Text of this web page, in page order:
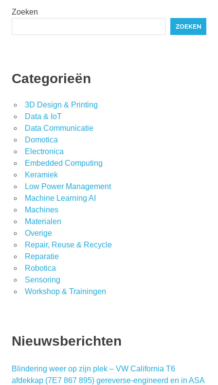
Zoeken
ZOEKEN
Categorieën
3D Design & Printing
Data & IoT
Data Communicatie
Domotica
Electronica
Embedded Computing
Keramiek
Low Power Management
Machine Learning AI
Machines
Materialen
Overige
Repair, Reuse & Recycle
Reparatie
Robotica
Sensoring
Workshop & Trainingen
Nieuwsberichten
Blindering weer op zijn plek – VW California T6
afdekkap (7E7 867 895) gereverse-engineerd en in ASA